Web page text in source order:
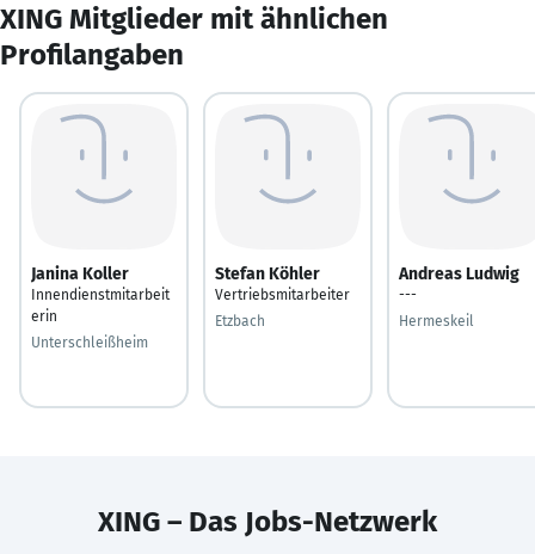
XING Mitglieder mit ähnlichen
Profilangaben
Janina Koller
Innendienstmitarbeit
erin
Unterschleißheim
Stefan Köhler
Vertriebsmitarbeiter
Etzbach
Andreas Ludwig
---
Hermeskeil
XING – Das Jobs-Netzwerk